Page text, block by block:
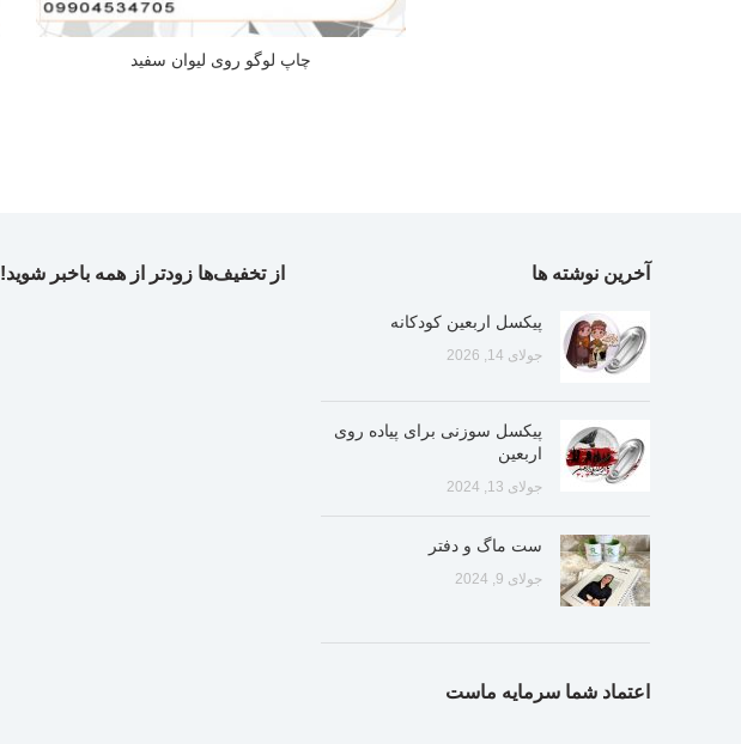
چاپ لوگو روی لیوان سفید
آخرین نوشته ها
پیکسل اربعین کودکانه
جولای 14, 2026
پیکسل سوزنی برای پیاده روی
اربعین
جولای 13, 2024
ست ماگ و دفتر
جولای 9, 2024
اعتماد شما سرمایه ماست
از تخفیف‌ها زودتر از همه باخبر شوید!